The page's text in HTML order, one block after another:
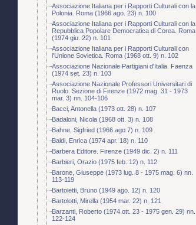
Associazione Italiana per i Rapporti Culturali con la
Polonia. Roma (1966 ago. 23) n. 100
Associazione Italiana per i Rapporti Culturali con la
Repubblica Popolare Democratica di Corea. Roma
(1974 giu. 22) n. 101
Associazione Italiana per i Rapporti Culturali con
l'Unione Sovietica. Roma (1968 ott. 9) n. 102
Associazione Nazionale Partigiani d'Italia. Faenza
(1974 set. 23) n. 103
Associazione Nazionale Professori Universitari di
Ruolo. Sezione di Firenze (1972 mag. 31 - 1973
mar. 3) nn. 104-106
Bacci, Antonella (1973 ott. 28) n. 107
Badaloni, Nicola (1968 ott. 3) n. 108
Bahne, Sigfried (1966 ago 7) n. 109
Baldi, Enrica (1974 apr. 18) n. 110
Barbera Editore. Firenze (1949 dic. 2) n. 111
Barbieri, Orazio (1975 feb. 12) n. 112
Barone, Giuseppe (1973 lug. 8 - 1975 mag. 6) nn.
113-119
Bartoletti, Bruno (1949 ago. 12) n. 120
Bartolotti, Mirella (1954 mar. 22) n. 121
Barzanti, Roberto (1974 ott. 23 - 1975 gen. 29) nn.
122-124